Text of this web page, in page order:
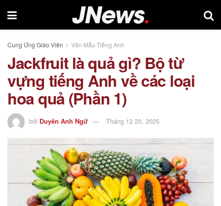
Cung Ứng Giáo Viên Văn Mẫu Tiếng Anh
Jackfruit là quả gì? Bộ từ
vựng tiếng Anh về các loại
hoa quả (Phần 1)
bởi Duyên Anh Ngữ Tháng 12 20, 2025